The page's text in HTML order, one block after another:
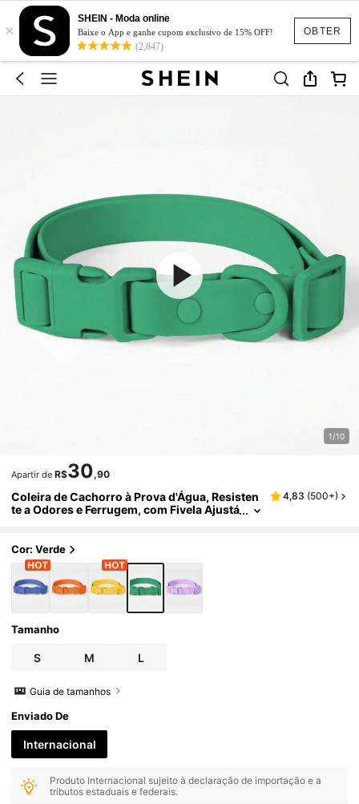
OBTER
×
SHEIN - Moda online
Baixe o App e ganhe cupom exclusivo de 15% OFF!
(2,847)
1/10
Apartir de R$30,90
Coleira de Cachorro à Prova d'Água, Resisten
te a Odores e Ferrugem, com Fivela Ajustá
4,83 (500+)
Cor: Verde
Tamanho
S M L
Guia de tamanhos
Enviado De
Internacional
Produto Internacional sujeito à declaração de importação e a
tributos estaduais e federais.